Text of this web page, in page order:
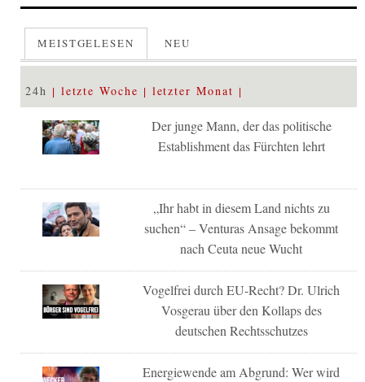
MEISTGELESEN NEU
24h letzte Woche letzter Monat
Der junge Mann, der das politische
Establishment das Fürchten lehrt
„Ihr habt in diesem Land nichts zu
suchen“ – Venturas Ansage bekommt
nach Ceuta neue Wucht
Vogelfrei durch EU-Recht? Dr. Ulrich
Vosgerau über den Kollaps des
deutschen Rechtsschutzes
Energiewende am Abgrund: Wer wird